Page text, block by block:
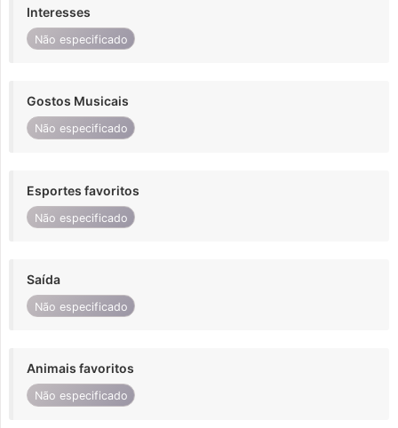
Interesses
Não especificado
Gostos Musicais
Não especificado
Esportes favoritos
Não especificado
Saída
Não especificado
Animais favoritos
Não especificado